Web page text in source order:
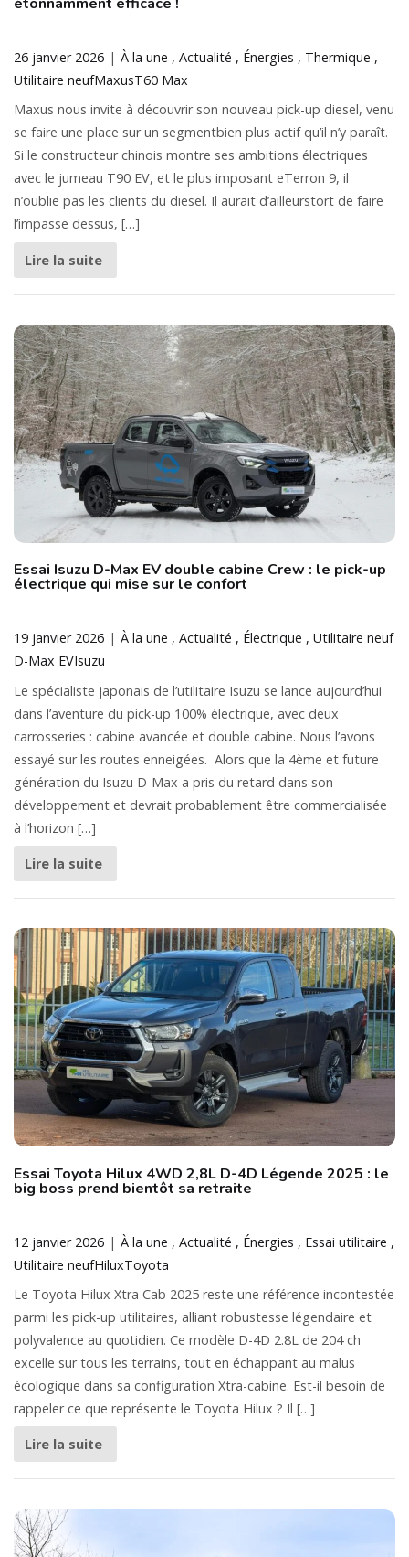
26 janvier 2026 À la une Actualité Énergies
Thermique
Utilitaire neufMaxusT60 Max
Maxus nous invite à découvrir son nouveau pick-up diesel, venu
se faire une place sur un segmentbien plus actif qu’il n’y paraît.
Si le constructeur chinois montre ses ambitions électriques
avec le jumeau T90 EV, et le plus imposant eTerron 9, il
n’oublie pas les clients du diesel. Il aurait d’ailleurstort de faire
l’impasse dessus, […]
Lire la suite
Essai Isuzu D-Max EV double cabine Crew : le pick-up
électrique qui mise sur le confort
19 janvier 2026 À la une Actualité Électrique
Utilitaire neuf
D-Max EVIsuzu
Le spécialiste japonais de l’utilitaire Isuzu se lance aujourd’hui
dans l’aventure du pick-up 100% électrique, avec deux
carrosseries : cabine avancée et double cabine. Nous l’avons
essayé sur les routes enneigées. Alors que la 4ème et future
génération du Isuzu D-Max a pris du retard dans son
développement et devrait probablement être commercialisée
à l’horizon […]
Lire la suite
Essai Toyota Hilux 4WD 2,8L D-4D Légende 2025 : le
big boss prend bientôt sa retraite
12 janvier 2026 À la une Actualité Énergies
Essai utilitaire
Utilitaire neufHiluxToyota
Le Toyota Hilux Xtra Cab 2025 reste une référence incontestée
parmi les pick-up utilitaires, alliant robustesse légendaire et
polyvalence au quotidien. Ce modèle D-4D 2.8L de 204 ch
excelle sur tous les terrains, tout en échappant au malus
écologique dans sa configuration Xtra-cabine. Est-il besoin de
rappeler ce que représente le Toyota Hilux ? Il […]
Lire la suite